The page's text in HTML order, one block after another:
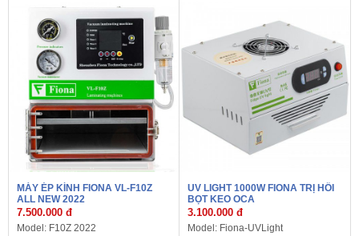
MÁY ÉP KÍNH FIONA VL-F10Z
ALL NEW 2022
7.500.000 đ
Model: F10Z 2022
UV LIGHT 1000W FIONA TRỊ HỒI
BỌT KEO OCA
3.100.000 đ
Model: Fiona-UVLight